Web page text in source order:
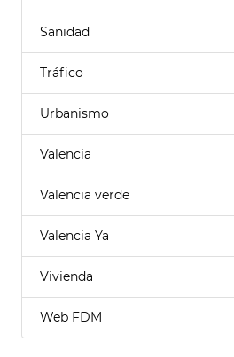
Sanidad
Tráfico
Urbanismo
Valencia
Valencia verde
Valencia Ya
Vivienda
Web FDM